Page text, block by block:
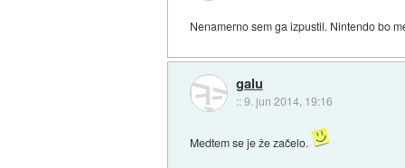
Nenamerno sem ga izpustil. Nintendo bo
galu
::9. jun 2014, 19:16
Medtem se je že začelo.